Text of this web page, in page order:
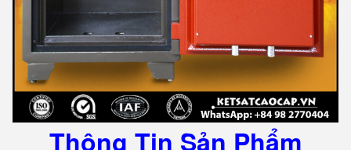
Thông Tin Sản Phẩm